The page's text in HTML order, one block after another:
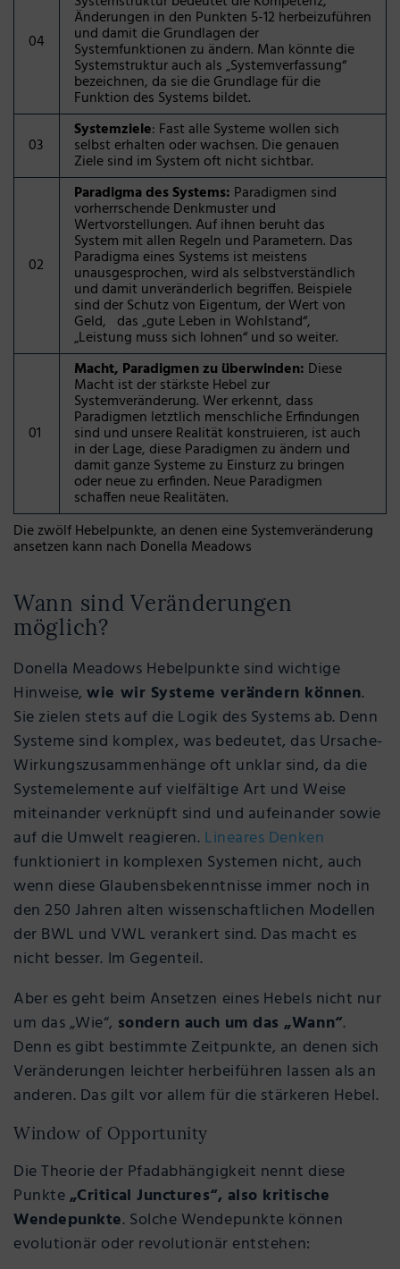
04
Änderungen in den Punkten 5-12 herbeizuführen
und damit die Grundlagen der
Systemfunktionen zu ändern. Man könnte die
Systemstruktur auch als „Systemverfassung“
bezeichnen, da sie die Grundlage für die
Funktion des Systems bildet.
03
Systemziele: Fast alle Systeme wollen sich
selbst erhalten oder wachsen. Die genauen
Ziele sind im System oft nicht sichtbar.
02
Paradigma des Systems: Paradigmen sind
vorherrschende Denkmuster und
Wertvorstellungen. Auf ihnen beruht das
System mit allen Regeln und Parametern. Das
Paradigma eines Systems ist meistens
unausgesprochen, wird als selbstverständlich
und damit unveränderlich begriffen. Beispiele
sind der Schutz von Eigentum, der Wert von
Geld, das „gute Leben in Wohlstand“,
„Leistung muss sich lohnen“ und so weiter.
01
Macht, Paradigmen zu überwinden: Diese
Macht ist der stärkste Hebel zur
Systemveränderung. Wer erkennt, dass
Paradigmen letztlich menschliche Erfindungen
sind und unsere Realität konstruieren, ist auch
in der Lage, diese Paradigmen zu ändern und
damit ganze Systeme zu Einsturz zu bringen
oder neue zu erfinden. Neue Paradigmen
schaffen neue Realitäten.
Die zwölf Hebelpunkte, an denen eine Systemveränderung
ansetzen kann nach Donella Meadows
Wann sind Veränderungen
möglich?
Donella Meadows Hebelpunkte sind wichtige
Hinweise,wie wir Systeme verändern können.
Sie zielen stets auf die Logik des Systems ab. Denn
Systeme sind komplex, was bedeutet, das Ursache-
Wirkungszusammenhänge oft unklar sind, da die
Systemelemente auf vielfältige Art und Weise
miteinander verknüpft sind und aufeinander sowie
auf die Umwelt reagieren. Lineares Denken
funktioniert in komplexen Systemen nicht, auch
wenn diese Glaubensbekenntnisse immer noch in
den 250 Jahren alten wissenschaftlichen Modellen
der BWL und VWL verankert sind. Das macht es
nicht besser. Im Gegenteil.
Aber es geht beim Ansetzen eines Hebels nicht nur
um das „Wie“, sondern auch um das „Wann“.
Denn es gibt bestimmte Zeitpunkte, an denen sich
Veränderungen leichter herbeiführen lassen als an
anderen. Das gilt vor allem für die stärkeren Hebel.
Window of Opportunity
Die Theorie der Pfadabhängigkeit nennt diese
Punkte„Critical Junctures“, also kritische
Wendepunkte. Solche Wendepunkte können
evolutionär oder revolutionär entstehen: